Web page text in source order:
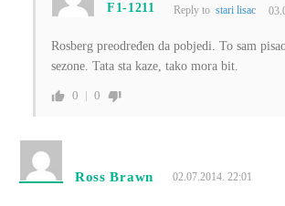
F1-1211 Reply to stari lisac
Rosberg preodređen da pobjedi. To sam
sezone. Tata sta kaze, tako mora bit.
0 0
Ross Brawn 02.07.2014. 22:01